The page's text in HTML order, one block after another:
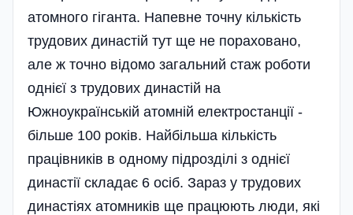
атомного гіганта. Напевне точну кількість
трудових династій тут ще не пораховано,
але ж точно відомо загальний стаж роботи
однієї з трудових династій на
Южноукраїнській атомній електростанції -
більше 100 років. Найбільша кількість
працівників в одному підрозділі з однієї
династії складає 6 осіб. Зараз у трудових
династіях атомників ще працюють люди, які